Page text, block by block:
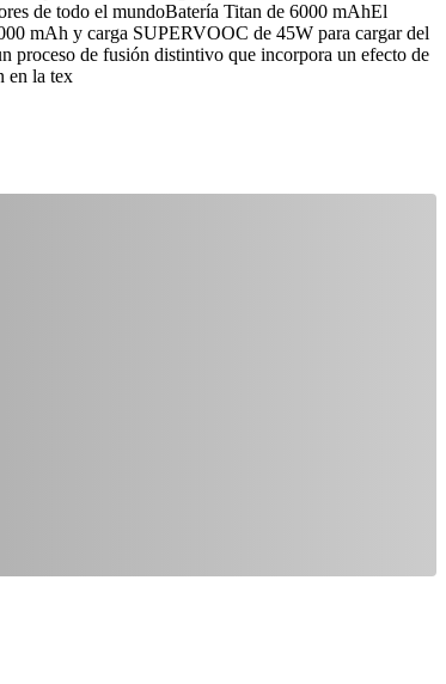
de todo el mundoBatería Titan de 6000 mAhEl
mAh y carga SUPERVOOC de 45W para cargar del
proceso de fusión distintivo que incorpora un efecto de
en la tex